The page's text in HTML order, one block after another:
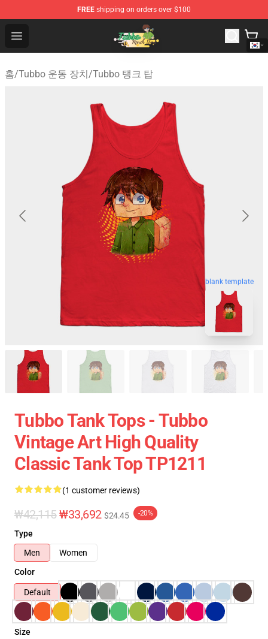
FREE shipping on orders over $100
Open menu
Tubbo Store - Official Tubbo Merchandise Shop
홈/Tubbo 운동 장치/Tubbo 탱크 탑
blank template
Tubbo Tank Tops - Tubbo
Vintage Art High Quality
Classic Tank Top TP1211
(1 customer reviews)
₩42,115₩33,692 $24.45 -20%
Type
Men
Women
Color
Default
Size